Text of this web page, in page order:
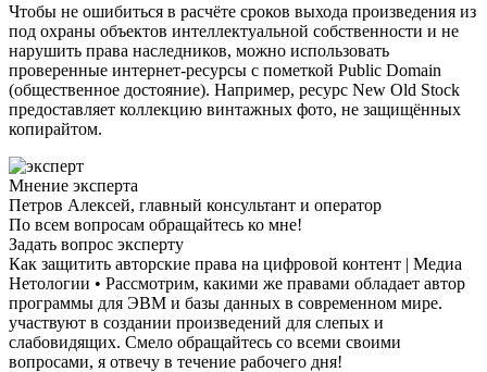
Чтобы не ошибиться в расчёте сроков выхода произведения из
под охраны объектов интеллектуальной собственности и не
нарушить права наследников, можно использовать
проверенные интернет-ресурсы с пометкой Public Domain
(общественное достояние). Например, ресурс New Old Stock
предоставляет коллекцию винтажных фото, не защищённых
копирайтом.
Мнение эксперта
Петров Алексей, главный консультант и оператор
По всем вопросам обращайтесь ко мне!
Задать вопрос эксперту
Как защитить авторские права на цифровой контент | Медиа
Нетологии • Рассмотрим, какими же правами обладает автор
программы для ЭВМ и базы данных в современном мире.
участвуют в создании произведений для слепых и
слабовидящих. Смело обращайтесь со всеми своими
вопросами, я отвечу в течение рабочего дня!